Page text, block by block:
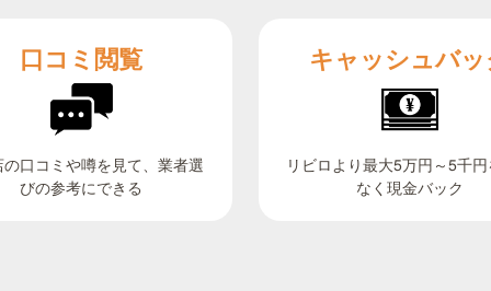
口コミ閲覧
口コミや噂を見て、業者選
びの参考にできる
キャッシュバ
リビロより最大5万円～5千
なく現金バック